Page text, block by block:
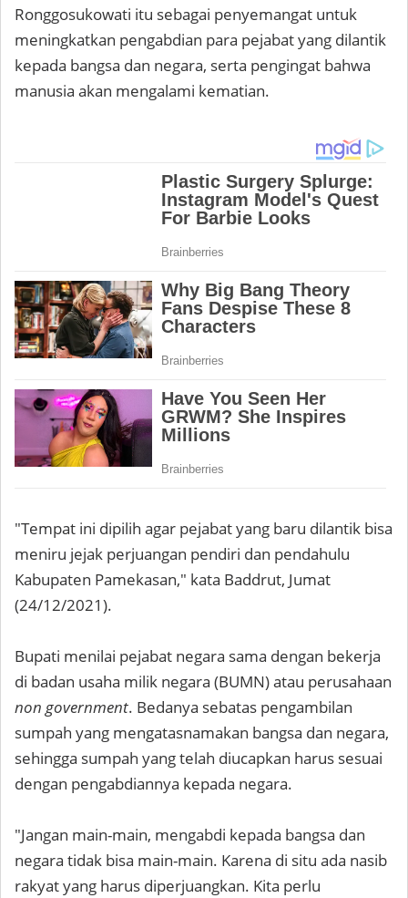
Ronggosukowati itu sebagai penyemangat untuk
meningkatkan pengabdian para pejabat yang dilantik
kepada bangsa dan negara, serta pengingat bahwa
manusia akan mengalami kematian.
"Tempat ini dipilih agar pejabat yang baru dilantik bisa
meniru jejak perjuangan pendiri dan pendahulu
Kabupaten Pamekasan," kata Baddrut, Jumat
(24/12/2021).
Bupati menilai pejabat negara sama dengan bekerja
di badan usaha milik negara (BUMN) atau perusahaan
non government. Bedanya sebatas pengambilan
sumpah yang mengatasnamakan bangsa dan negara,
sehingga sumpah yang telah diucapkan harus sesuai
dengan pengabdiannya kepada negara.
"Jangan main-main, mengabdi kepada bangsa dan
negara tidak bisa main-main. Karena di situ ada nasib
rakyat yang harus diperjuangkan. Kita perlu